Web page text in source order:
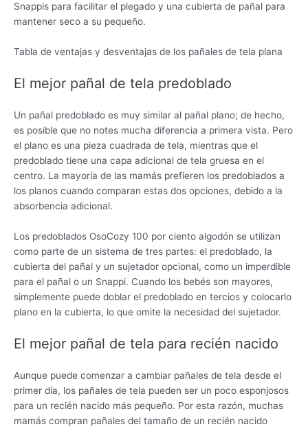
Snappis para facilitar el plegado y una cubierta de pañal para
mantener seco a su pequeño.
Tabla de ventajas y desventajas de los pañales de tela plana
El mejor pañal de tela predoblado
Un pañal predoblado es muy similar al pañal plano; de hecho,
es posible que no notes mucha diferencia a primera vista. Pero
el plano es una pieza cuadrada de tela, mientras que el
predoblado tiene una capa adicional de tela gruesa en el
centro. La mayoría de las mamás prefieren los predoblados a
los planos cuando comparan estas dos opciones, debido a la
absorbencia adicional.
Los predoblados OsoCozy 100 por ciento algodón se utilizan
como parte de un sistema de tres partes: el predoblado, la
cubierta del pañal y un sujetador opcional, como un imperdible
para el pañal o un Snappi. Cuando los bebés son mayores,
simplemente puede doblar el predoblado en tercios y colocarlo
plano en la cubierta, lo que omite la necesidad del sujetador.
El mejor pañal de tela para recién nacido
Aunque puede comenzar a cambiar pañales de tela desde el
primer día, los pañales de tela pueden ser un poco esponjosos
para un recién nacido más pequeño. Por esta razón, muchas
mamás compran pañales del tamaño de un recién nacido